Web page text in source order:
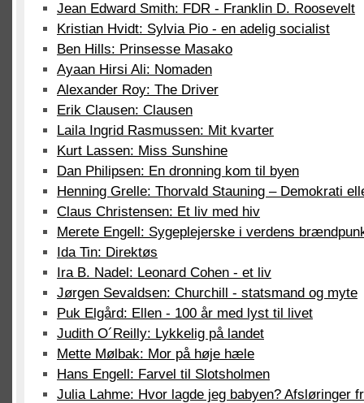
Jean Edward Smith: FDR - Franklin D. Roosevelt
Kristian Hvidt: Sylvia Pio - en adelig socialist
Ben Hills: Prinsesse Masako
Ayaan Hirsi Ali: Nomaden
Alexander Roy: The Driver
Erik Clausen: Clausen
Laila Ingrid Rasmussen: Mit kvarter
Kurt Lassen: Miss Sunshine
Dan Philipsen: En dronning kom til byen
Henning Grelle: Thorvald Stauning – Demokrati
Claus Christensen: Et liv med hiv
Merete Engell: Sygeplejerske i verdens
Ida Tin: Direktøs
Ira B. Nadel: Leonard Cohen - et liv
Jørgen Sevaldsen: Churchill - statsmand og myte
Puk Elgård: Ellen - 100 år med lyst til livet
Judith O´Reilly: Lykkelig på landet
Mette Mølbak: Mor på høje hæle
Hans Engell: Farvel til Slotsholmen
Julia Lahme: Hvor lagde jeg babyen? Afsløringer